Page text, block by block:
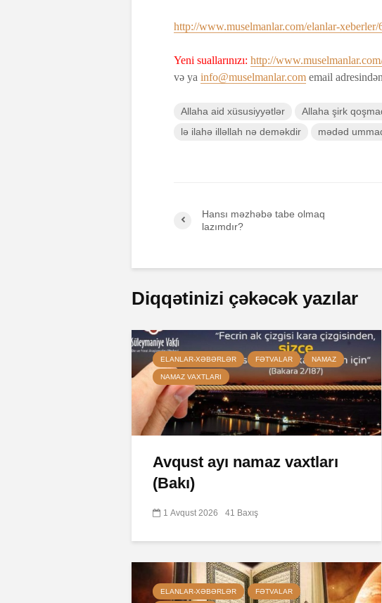
http://www.muselmanlar.com/elanlar-xeberler/
Yeni suallarınızı: http://
və ya info@muselmanlar.com email
Allaha aid xüsusiyyətlər Allaha şirk
lə ilahə illəllah nə deməkdir
mədəd
Hansı məzhəbə tabe olmaq
lazımdır?
Diqqətinizi çəkəcək yazılar
ELANLAR-XƏBƏRLƏR FƏTVALAR NAMAZ
NAMAZ VAXTLARI
Avqust ayı namaz vaxtları
(Bakı)
1 Avqust 2026 41 Baxış
ELANLAR-XƏBƏRLƏR FƏTVALAR